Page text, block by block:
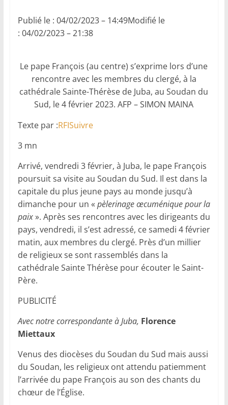
Publié le : 04/02/2023 – 14:49Modifié le
: 04/02/2023 – 21:38
Le pape François (au centre) s’exprime lors d’une
rencontre avec les membres du clergé, à la
cathédrale Sainte-Thérèse de Juba, au Soudan du
Sud, le 4 février 2023. AFP – SIMON MAINA
Texte par :RFISuivre
3 mn
Arrivé, vendredi 3 février, à Juba, le pape François
poursuit sa visite au Soudan du Sud. Il est dans la
capitale du plus jeune pays au monde jusqu’à
dimanche pour un « pèlerinage œcuménique pour la
paix». Après ses rencontres avec les dirigeants du
pays, vendredi, il s’est adressé, ce samedi 4 février
matin, aux membres du clergé. Près d’un millier
de religieux se sont rassemblés dans la
cathédrale Sainte Thérèse pour écouter le Saint-
Père.
PUBLICITÉ
Avec notre correspondante à Juba, Florence
Miettaux
Venus des diocèses du Soudan du Sud mais aussi
du Soudan, les religieux ont attendu patiemment
l’arrivée du pape François au son des chants du
chœur de l’Église.